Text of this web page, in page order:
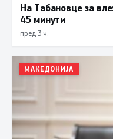
На Табановце за
45 минути
пред 3 ч.
МАКЕДОНИЈА